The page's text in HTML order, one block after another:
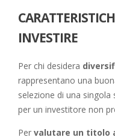
INVESTIRE
Per chi desidera
rappresentano una
selezione di una
per un investitore non
Per valutare un titolo